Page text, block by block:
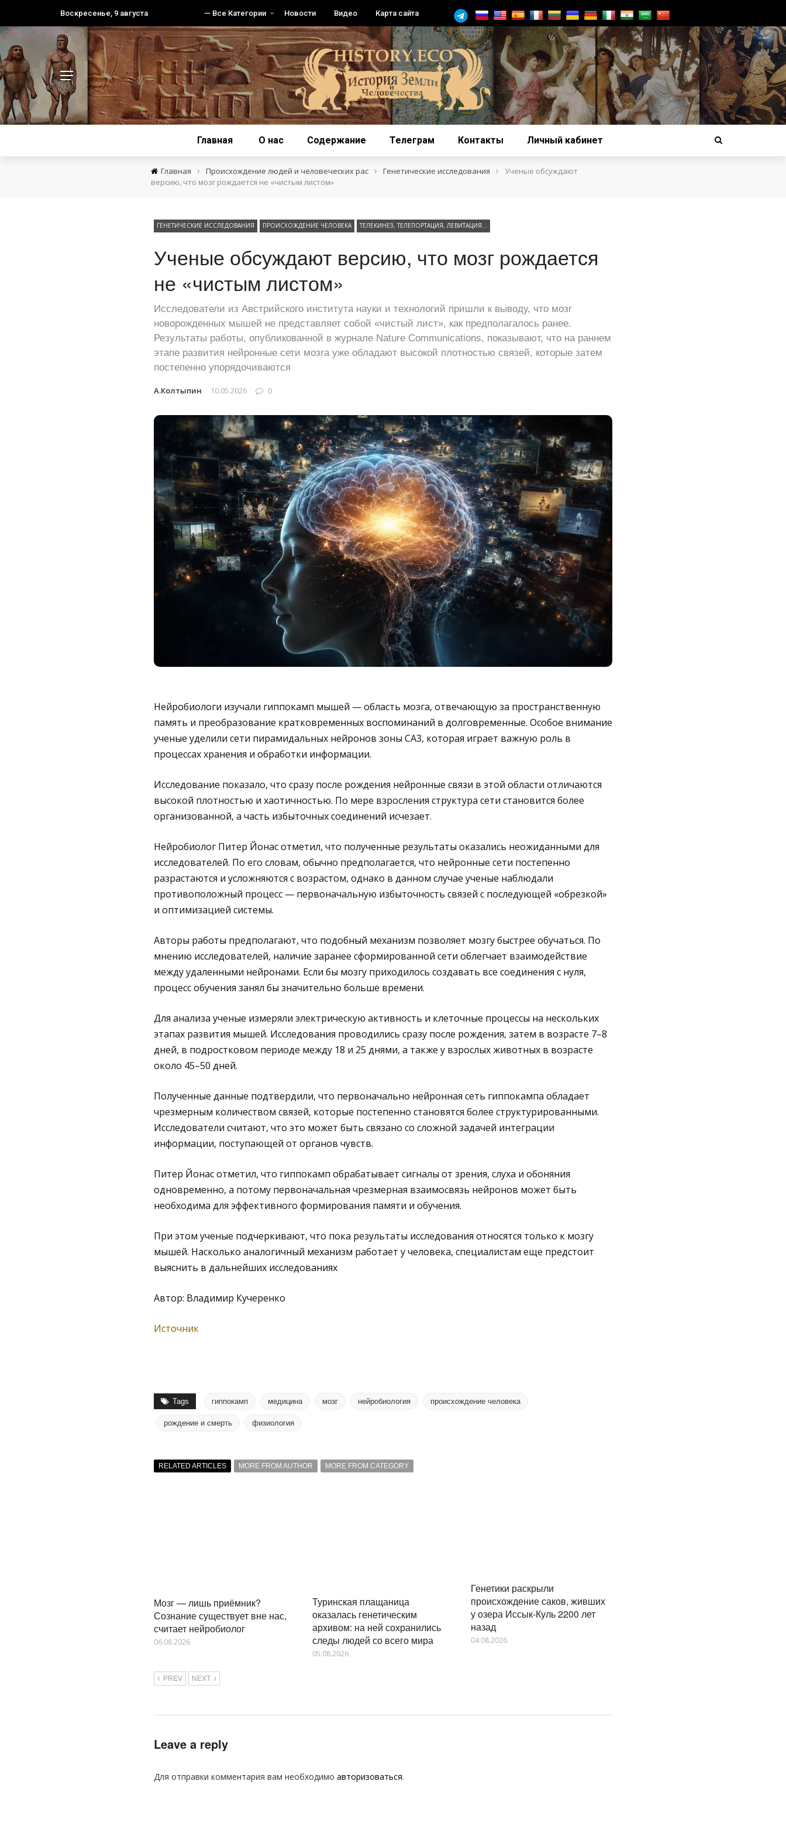
Воскресенье, 9 августа — Все Категории Новости Видео Карта сайта
Главная О нас Содержание Телеграм Контакты Личный кабинет
Главная › Происхождение людей и человеческих рас › Генетические исследования ›
Ученые обсуждают
версию, что мозг рождается не «чистым листом»
ГЕНЕТИЧЕСКИЕ ИССЛЕДОВАНИЯ ПРОИСХОЖДЕНИЕ ЧЕЛОВЕКА ТЕЛЕКИНЕЗ, ТЕЛЕПОРТАЦИЯ, ЛЕВИТАЦИЯ…
Ученые обсуждают версию, что мозг рождается
не «чистым листом»
Исследователи из Австрийского института науки и технологий пришли к выводу, что мозг
новорожденных мышей не представляет собой «чистый лист», как предполагалось ранее.
Результаты работы, опубликованной в журнале Nature Communications, показывают, что на раннем
этапе развития нейронные сети мозга уже обладают высокой плотностью связей, которые затем
постепенно упорядочиваются
А.Колтыпин 10.05.2026 0
Нейробиологи изучали гиппокамп мышей — область мозга, отвечающую за пространственную
память и преобразование кратковременных воспоминаний в долговременные. Особое внимание
ученые уделили сети пирамидальных нейронов зоны CA3, которая играет важную роль в
процессах хранения и обработки информации.
Исследование показало, что сразу после рождения нейронные связи в этой области отличаются
высокой плотностью и хаотичностью. По мере взросления структура сети становится более
организованной, а часть избыточных соединений исчезает.
Нейробиолог Питер Йонас отметил, что полученные результаты оказались неожиданными для
исследователей. По его словам, обычно предполагается, что нейронные сети постепенно
разрастаются и усложняются с возрастом, однако в данном случае ученые наблюдали
противоположный процесс — первоначальную избыточность связей с последующей «обрезкой»
и оптимизацией системы.
Авторы работы предполагают, что подобный механизм позволяет мозгу быстрее обучаться. По
мнению исследователей, наличие заранее сформированной сети облегчает взаимодействие
между удаленными нейронами. Если бы мозгу приходилось создавать все соединения с нуля,
процесс обучения занял бы значительно больше времени.
Для анализа ученые измеряли электрическую активность и клеточные процессы на нескольких
этапах развития мышей. Исследования проводились сразу после рождения, затем в возрасте 7–8
дней, в подростковом периоде между 18 и 25 днями, а также у взрослых животных в возрасте
около 45–50 дней.
Полученные данные подтвердили, что первоначально нейронная сеть гиппокампа обладает
чрезмерным количеством связей, которые постепенно становятся более структурированными.
Исследователи считают, что это может быть связано со сложной задачей интеграции
информации, поступающей от органов чувств.
Питер Йонас отметил, что гиппокамп обрабатывает сигналы от зрения, слуха и обоняния
одновременно, а потому первоначальная чрезмерная взаимосвязь нейронов может быть
необходима для эффективного формирования памяти и обучения.
При этом ученые подчеркивают, что пока результаты исследования относятся только к мозгу
мышей. Насколько аналогичный механизм работает у человека, специалистам еще предстоит
выяснить в дальнейших исследованиях
Автор: Владимир Кучеренко
Источник
Tags гиппокамп медицина мозг нейробиология происхождение человека
рождение и смерть физиология
RELATED ARTICLES MORE FROM AUTHOR MORE FROM CATEGORY
Мозг — лишь приёмник?
Сознание существует вне нас,
считает нейробиолог
06.08.2026
Туринская плащаница
оказалась генетическим
архивом: на ней сохранились
следы людей со всего мира
05.08.2026
Генетики раскрыли
происхождение саков, живших
у озера Иссык-Куль 2200 лет
назад
04.08.2026
PREV NEXT
Leave a reply
Для отправки комментария вам необходимо авторизоваться.